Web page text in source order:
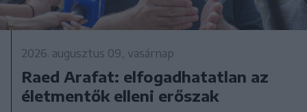
2026. augusztus 09., vasárnap
Raed Arafat: elfogadhatatlan az
életmentők elleni erőszak